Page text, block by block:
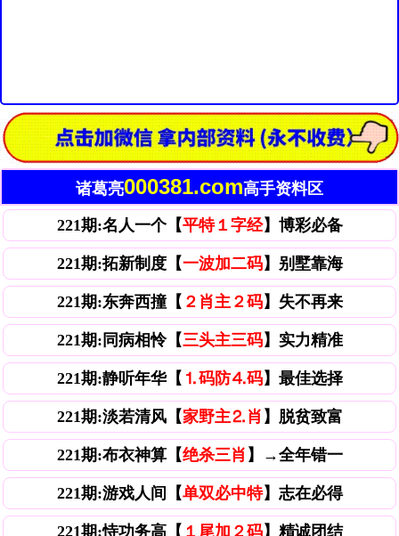
诸葛亮000381.com高手资料区
221期:名人一个【平特１字经】博彩必备
221期:拓新制度【一波加二码】别墅靠海
221期:东奔西撞【 ２肖主２码】失不再来
221期:同病相怜【三头主三码】实力精准
221期:静听年华【 ⒈码防⒋码】最佳选择
221期:淡若清风【家野主⒉肖 】脱贫致富
221期:布衣神算【绝杀三肖 】→全年错一
221期:游戏人间【单双必中特】志在必得
221期:恃功务高【 １尾加２码】精诚团结